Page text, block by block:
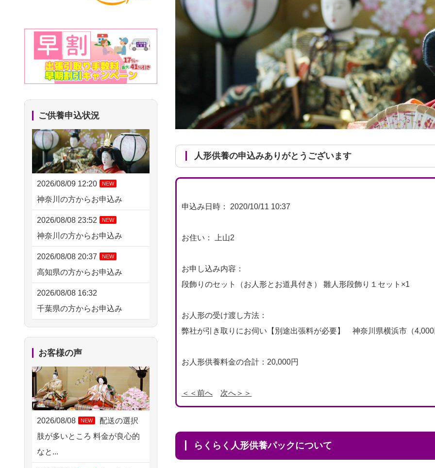
人形供養の申込みありがとうございます
申込み日時： 2020/10/11 10:37
お住い： 上山2
お申し込み内容：
段飾りのセット（お人形とお道具付き） 雛人形段飾り１セット×1
お人形の受け渡し方法：
弊社が引き取りにお伺い【別途出張料が必要】 神奈川県横浜市（
お人形供養料金の合計：20,000円
＜＜前へ 次へ＞＞
らくらく人形供養パックについて
ご供養申込状況
2026/08/09 12:20 NEW
神奈川の方からお申込み
2026/08/08 23:52 NEW
神奈川の方からお申込み
2026/08/08 20:37 NEW
高知県の方からお申込み
2026/08/08 16:32
千葉県の方からお申込み
2026/08/08 10:17
2026/08/07 20:31
東京都の方からお申込み
2026/08/07 09:26
平塚市の方からお申込み
2026/08/06 21:28
埼玉県の方からお申込み
お客様の声
2026/08/08 NEW
配送の選択
肢が多いところ 料金が良心的
なと...